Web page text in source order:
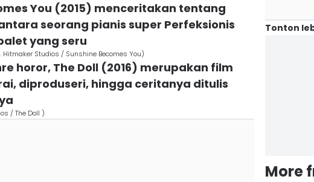
You (2015) menceritakan tentang
seorang pianis super Perfeksionis
yang seru
Hitmaker Studios / Sunshine Becomes You)
horor, The Doll (2016) merupakan film
diproduseri, hingga ceritanya ditulis
/ The Doll )
Tonton
More